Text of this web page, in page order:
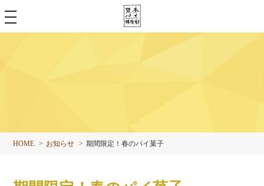
toggle
navigation
HOME お知らせ 期間限定！春のパイ菓子